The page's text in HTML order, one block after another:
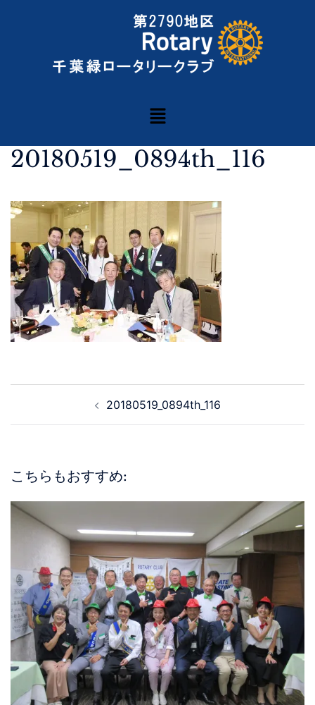
20180519_0894th_116
20180519_0894th_116
こちらもおすすめ: